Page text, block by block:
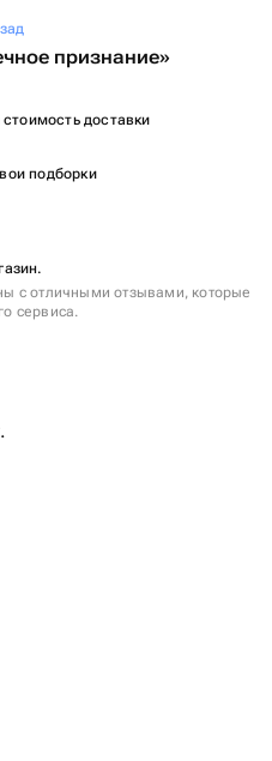
признание»
доставки
подборки
с отличными отзывами, которые
сервиса.